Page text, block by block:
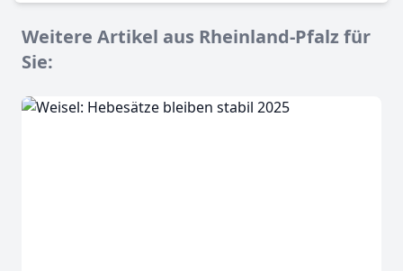
Weitere Artikel aus Rheinland-Pfalz für
Sie: